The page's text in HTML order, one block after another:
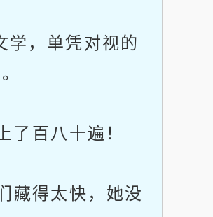
，单凭对视的
百八十遍！
藏得太快，她没